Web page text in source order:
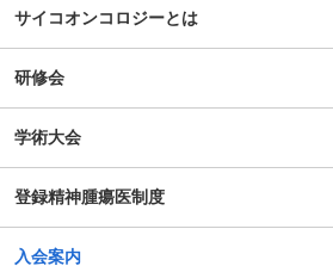
サイコオンコロジーとは
研修会
学術大会
登録精神腫瘍医制度
入会案内